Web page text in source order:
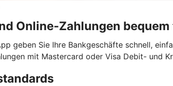
Online-Zahlungen
geben Sie Ihre Bankgeschäfte schnell,
mit Mastercard oder Visa Debit- und